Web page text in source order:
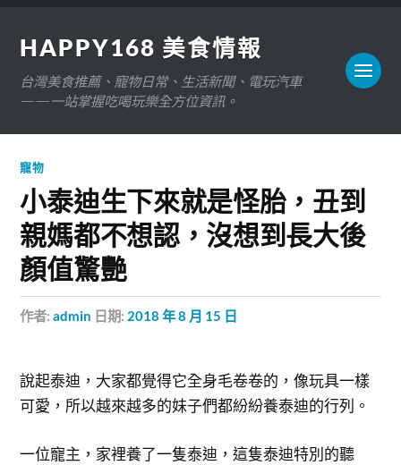
HAPPY168 美食情報
台灣美食推薦、寵物日常、生活新聞、電玩汽車
——一站掌握吃喝玩樂全方位資訊。
寵物
小泰迪生下來就是怪胎，丑到
親媽都不想認，沒想到長大後
顏值驚艷
作者:admin 日期: 2018 年 8 月 15 日
說起泰迪，大家都覺得它全身毛卷卷的，像玩具一樣
可愛，所以越來越多的妹子們都紛紛養泰迪的行列。
一位寵主，家裡養了一隻泰迪，這隻泰迪特別的聽